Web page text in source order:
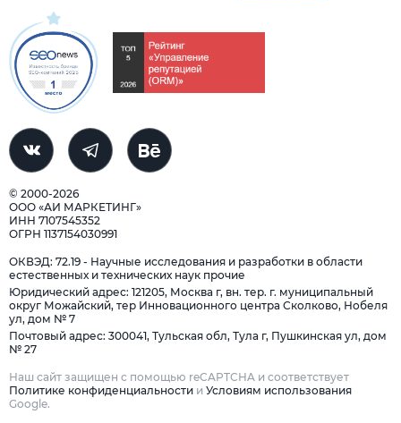
© 2000-2026
ООО «АИ МАРКЕТИНГ»
ИНН 7107545352
ОГРН 1137154030991
ОКВЭД: 72.19 - Научные исследования и разработки в области
естественных и технических наук прочие
Юридический адрес: 121205, Москва г, вн. тер. г. муниципальный
округ Можайский, тер Инновационного центра Сколково, Нобеля
ул, дом № 7
Почтовый адрес: 300041, Тульская обл, Тула г, Пушкинская ул, дом
№ 27
Наш сайт защищен с помощью reCAPTCHA и соответствует
Политике конфиденциальности и Условиям использования
Google.